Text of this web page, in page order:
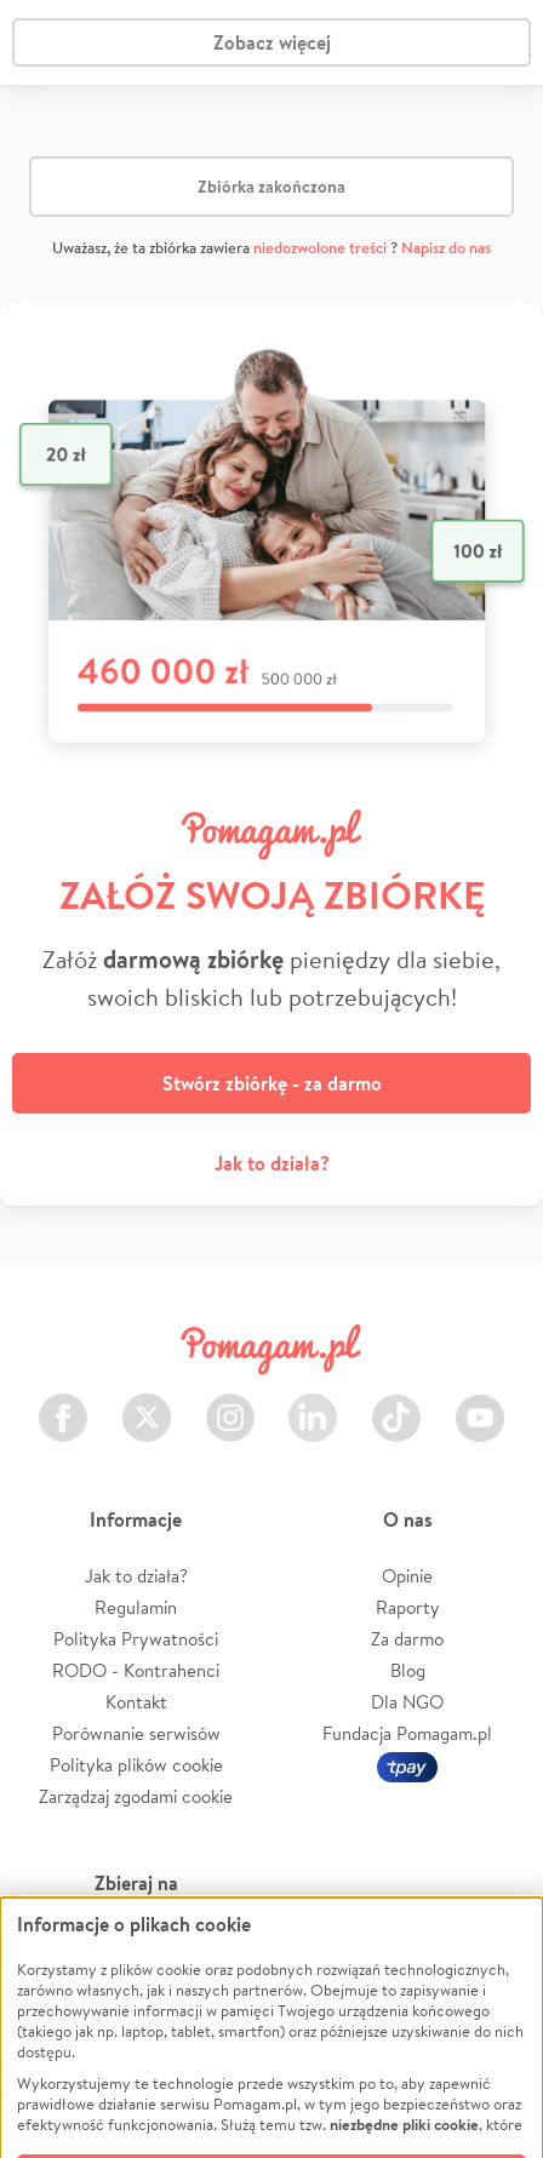
Zobacz więcej
Zbiórka zakończona
Uważasz, że ta zbiórka zawiera niedozwolone treści? Napisz do nas
ZAŁÓŻ SWOJĄ ZBIÓRKĘ
Załóżdarmową zbiórkę pieniędzy dla siebie,
swoich bliskich lub potrzebujących!
Stwórz zbiórkę - za darmo
Jak to działa?
Facebook Twitter Instagram LinkedIn TikTok Youtube
Informacje
Jak to działa?
Regulamin
Polityka Prywatności
RODO - Kontrahenci
Kontakt
Porównanie serwisów
Polityka plików cookie
Zarządzaj zgodami cookie
O nas
Opinie
Raporty
Za darmo
Blog
Dla NGO
Fundacja Pomagam.pl
Zbieraj na
Leczenie
Zwierzęta
Pożar
Ukraina
Pomoc Finansowa
Projekty
Powódź
Wichura
NGO
Edukacja
Podróż
Informacje o plikach cookie
Korzystamy z plików cookie oraz podobnych rozwiązań technologicznych,
zarówno własnych, jak i naszych partnerów. Obejmuje to zapisywanie i
przechowywanie informacji w pamięci Twojego urządzenia końcowego
(takiego jak np. laptop, tablet, smartfon) oraz późniejsze uzyskiwanie do nich
dostępu.
Wykorzystujemy te technologie przede wszystkim po to, aby zapewnić
prawidłowe działanie serwisu Pomagam.pl, w tym jego bezpieczeństwo oraz
efektywność funkcjonowania. Służą temu tzw.niezbędne pliki cookie, które